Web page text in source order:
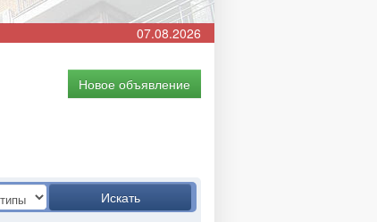
07.08.2026
Новое объявление
Искать